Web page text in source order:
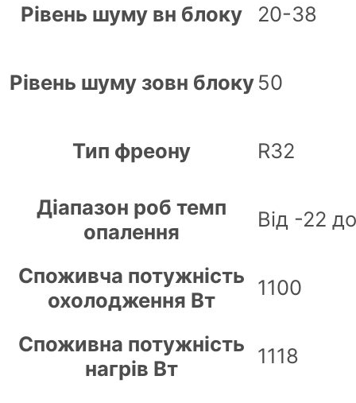
Рівень шуму вн блоку 20-38
Рівень шуму зовн блоку 50
Тип фреону R32
Діапазон роб темп
опалення
Від -22
Споживча потужність
охолодження Вт
1100
Споживна потужність
нагрів Вт
1118